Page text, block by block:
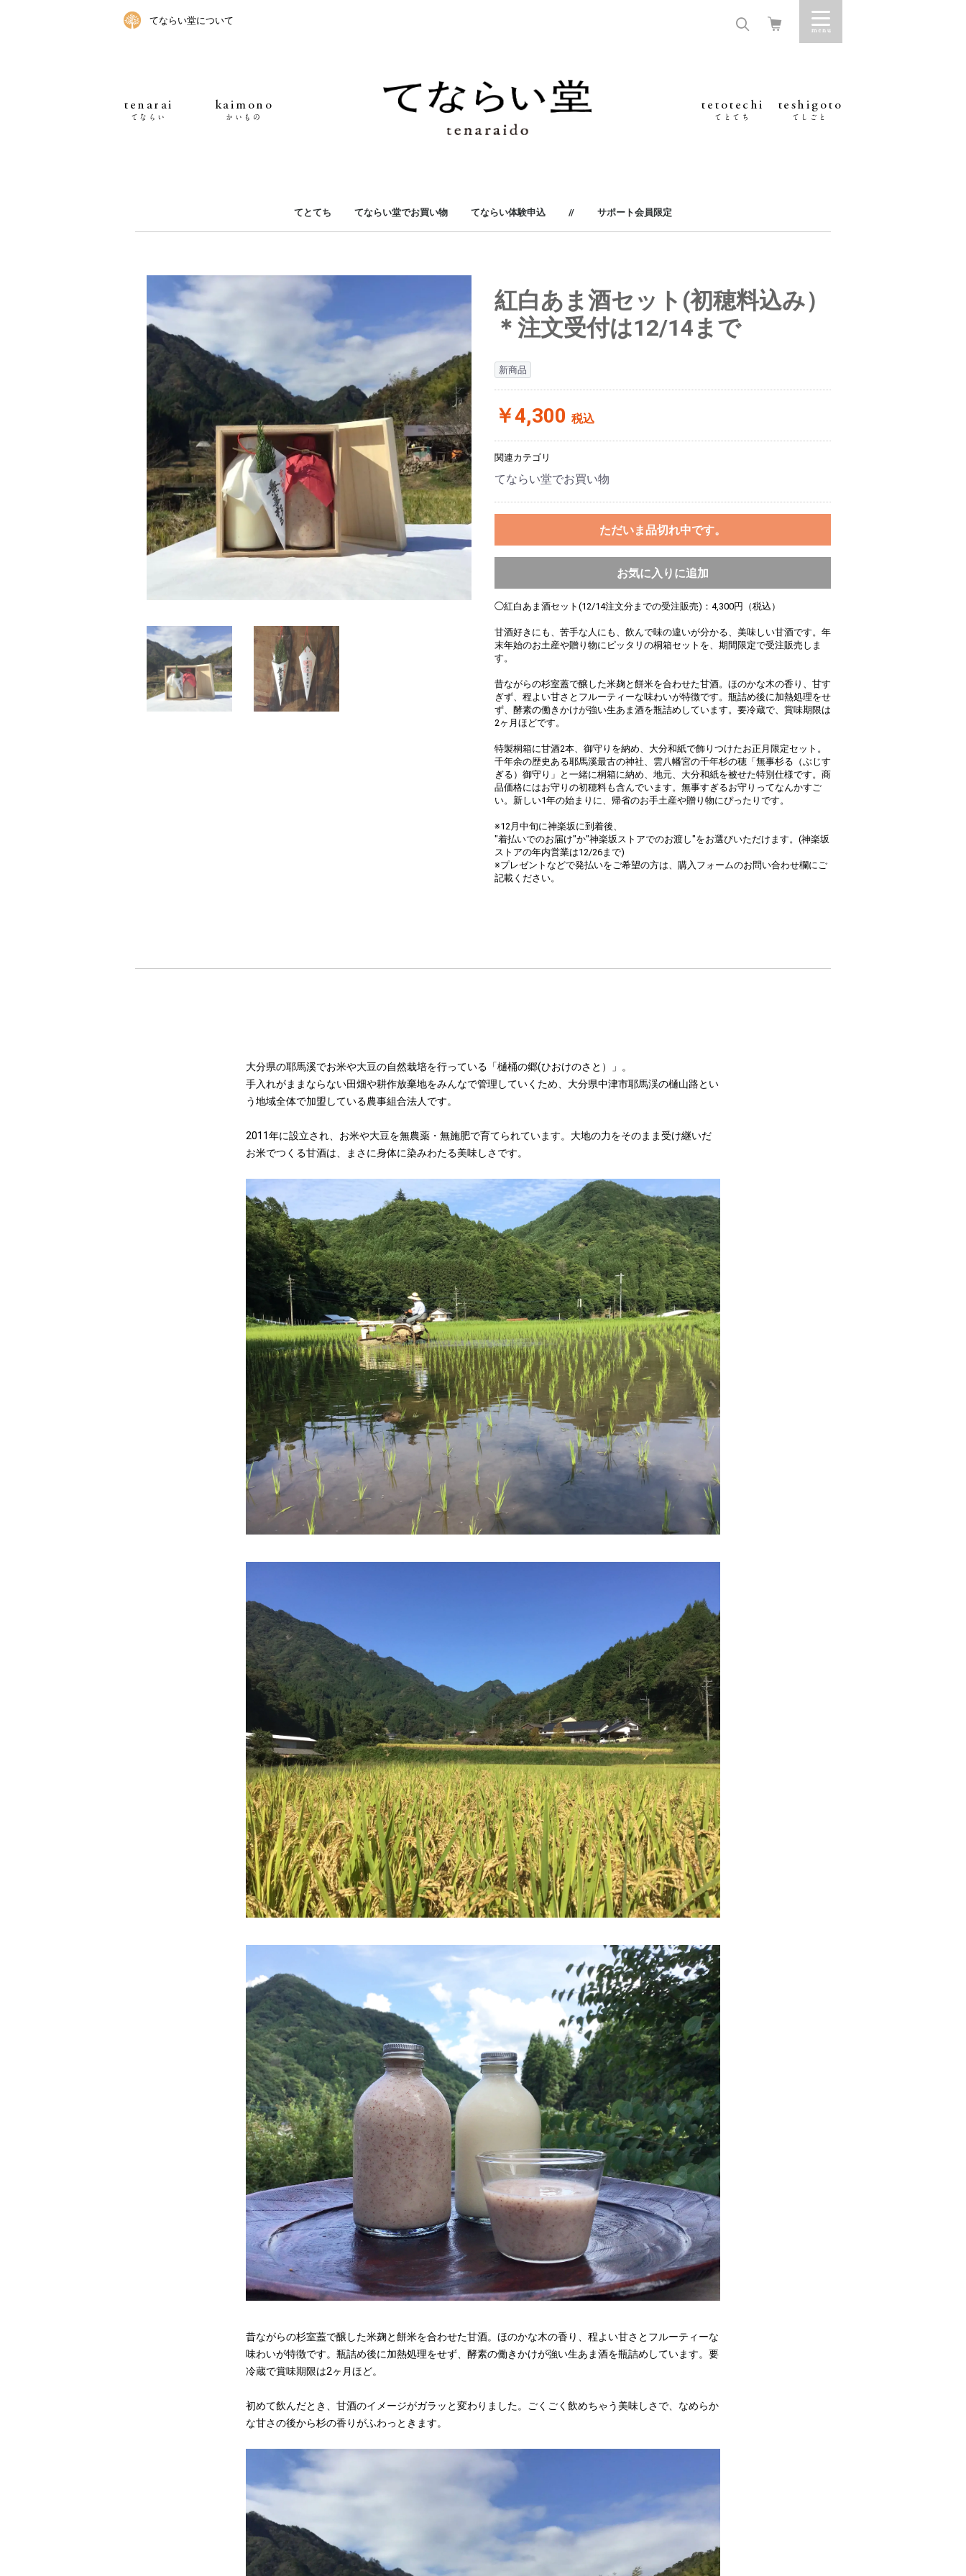
てならい堂について
tenarai
てならい
kaimono
かいもの
tetotechi
てとてち
teshigoto
てしごと
てとてち てならい堂でお買い物 てならい体験申込 // サポート会員限定
紅白あま酒セット(初穂料込み）
＊注文受付は12/14まで
新商品
￥4,300 税込
関連カテゴリ
てならい堂でお買い物
ただいま品切れ中です。
お気に入りに追加
◯紅白あま酒セット(12/14注文分までの受注販売)：4,300円（税込）
甘酒好きにも、苦手な人にも、飲んで味の違いが分かる、美味しい甘酒です。年
末年始のお土産や贈り物にピッタリの桐箱セットを、期間限定で受注販売しま
す。
昔ながらの杉室蓋で醸した米麹と餅米を合わせた甘酒。ほのかな木の香り、甘す
ぎず、程よい甘さとフルーティーな味わいが特徴です。瓶詰め後に加熱処理をせ
ず、酵素の働きかけが強い生あま酒を瓶詰めしています。要冷蔵で、賞味期限は
2ヶ月ほどです。
特製桐箱に甘酒2本、御守りを納め、大分和紙で飾りつけたお正月限定セット。
千年余の歴史ある耶馬溪最古の神社、雲八幡宮の千年杉の穂「無事杉る（ぶじす
ぎる）御守り」と一緒に桐箱に納め、地元、大分和紙を被せた特別仕様です。商
品価格にはお守りの初穂料も含んでいます。無事すぎるお守りってなんかすご
い。新しい1年の始まりに、帰省のお手土産や贈り物にぴったりです。
※12月中旬に神楽坂に到着後、
"着払いでのお届け"か"神楽坂ストアでのお渡し"をお選びいただけます。(神楽坂
ストアの年内営業は12/26まで)
※プレゼントなどで発払いをご希望の方は、購入フォームのお問い合わせ欄にご
記載ください。
大分県の耶馬溪でお米や大豆の自然栽培を行っている「樋桶の郷(ひおけのさと）」。
手入れがままならない田畑や耕作放棄地をみんなで管理していくため、大分県中津市耶馬渓の樋山路とい
う地域全体で加盟している農事組合法人です。
2011年に設立され、お米や大豆を無農薬・無施肥で育てられています。大地の力をそのまま受け継いだ
お米でつくる甘酒は、まさに身体に染みわたる美味しさです。
昔ながらの杉室蓋で醸した米麹と餅米を合わせた甘酒。ほのかな木の香り、程よい甘さとフルーティーな
味わいが特徴です。瓶詰め後に加熱処理をせず、酵素の働きかけが強い生あま酒を瓶詰めしています。要
冷蔵で賞味期限は2ヶ月ほど。
初めて飲んだとき、甘酒のイメージがガラッと変わりました。ごくごく飲めちゃう美味しさで、なめらか
な甘さの後から杉の香りがふわっときます。